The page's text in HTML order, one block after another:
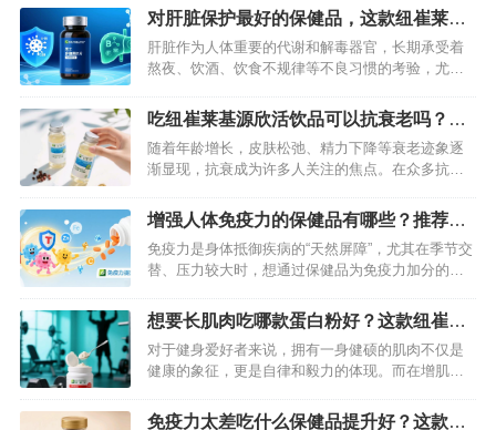
不安等症状接踵而至，而最令人困扰的，莫过于长
期失眠带来的身心疲惫。当这些问题严重影响生活
质量时，别让自己独自承受——纽崔莱更年期保养
片，以科学配方与天然营养…
对肝脏保护最好的保健品，这款纽崔莱产
品保肝护肝效果好
肝脏作为人体重要的代谢和解毒器官，长期承受着
熬夜、饮酒、饮食不规律等不良习惯的考验，尤其
在众多保健品中，纽崔莱男士多种维生素矿物质片
凭借其科学配方和针对性营养支持，成为保肝护肝
的优质选择，其效果值得信赖。…
吃纽崔莱基源欣活饮品可以抗衰老吗？分
享这款产品的“冻龄秘密”
随着年龄增长，皮肤松弛、精力下降等衰老迹象逐
渐显现，抗衰成为许多人关注的焦点。在众多抗衰
活饮品作为一款主打抗衰的产品，其效果是否真的
能实现“冻龄”？今天就从成分、原理等方面，详细揭
秘它的抗衰奥秘。…
增强人体免疫力的保健品有哪些？推荐这
款纽崔莱铁锌咀嚼片
免疫力是身体抵御疾病的“天然屏障”，尤其在季节交
替、压力较大时，想通过保健品为免疫力加分的人
崔莱铁锌咀嚼片凭借科学配方和实用价值，成为许
多人的优选，尤其适合需要补充铁、锌来巩固免疫
力的人群。…
想要长肌肉吃哪款蛋白粉好？这款纽崔莱
蛋白粉别错过
对于健身爱好者来说，拥有一身健硕的肌肉不仅是
健康的象征，更是自律和毅力的体现。而在增肌的
足轻重的作用。今天，就给大家推荐一款在健身圈
免疫力太差吃什么保健品提升好？这款纽